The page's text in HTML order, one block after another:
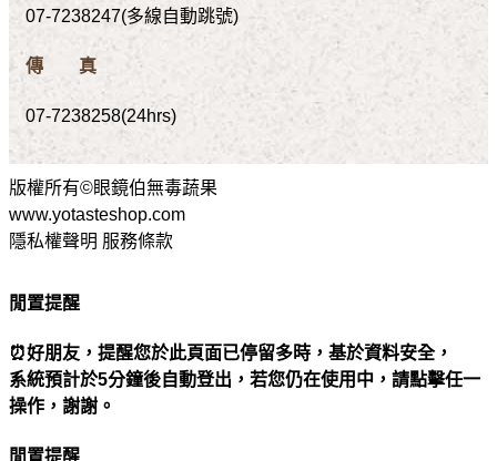
07-7238247(多線自動跳號)
傳 真
07-7238258(24hrs)
版權所有©眼鏡伯無毒蔬果
www.yotasteshop.com
隱私權聲明 服務條款
閒置提醒
⏰好朋友，提醒您於此頁面已停留多時，基於資料安全，
系統預計於5分鐘後自動登出，若您仍在使用中，請點擊任一
操作，謝謝。
閒置提醒